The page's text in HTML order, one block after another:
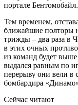
портале Бентомобайл.
Тем временем,
ближайшие полторы
трижды – два раза в
в этих очных
из команд будет
выдался равным по
перерыву они вели в
бомбардира
Сейчас читают